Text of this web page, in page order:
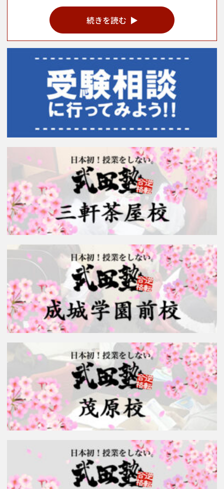
続きを読む